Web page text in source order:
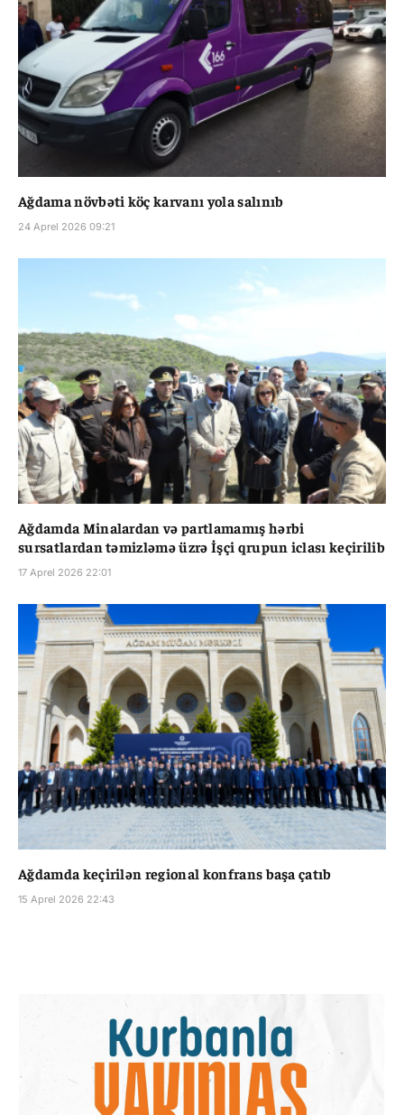
Ağdama növbəti köç karvanı yola salınıb
24 Aprel 2026 09:21
Ağdamda Minalardan və partlamamış hərbi
sursatlardan təmizləmə üzrə İşçi qrupun iclası keçirilib
17 Aprel 2026 22:01
Ağdamda keçirilən regional konfrans başa çatıb
15 Aprel 2026 22:43